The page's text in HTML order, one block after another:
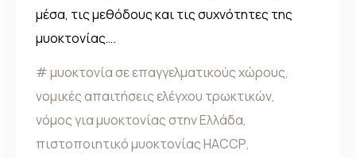
μέσα, τις μεθόδους και τις συχνότητες της
μυοκτονίας….
μυοκτονία σε επαγγελματικούς χώρους,
νομικές απαιτήσεις ελέγχου τρωκτικών,
νόμος για μυοκτονίας στην Ελλάδα,
πιστοποιητικό μυοκτονίας HACCP,